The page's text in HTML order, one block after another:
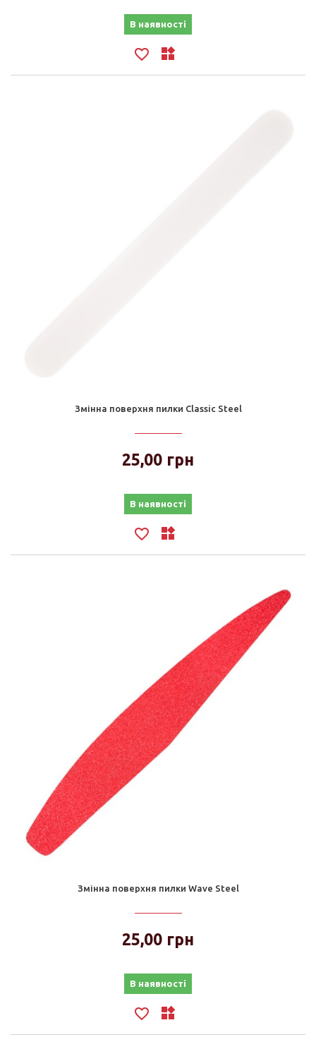
В наявності
Змінна поверхня пилки Classic Steel
25,00 грн
В наявності
Змінна поверхня пилки Wave Steel
25,00 грн
В наявності